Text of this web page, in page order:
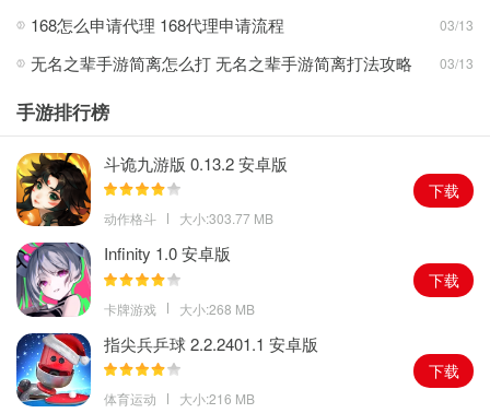
3、开放世界海陆空无束缚探索，5500万平方公尺的开放式魔幻大地
美奂的天空之城，海陆空三栖无束缚探索。
游戏亮点
1、畅快掉宝拍卖场自由交易，希有装备、宝石、坐骑全怪物皆有机
会掉宝，自由交易享受一夜致富的喜悦。
2、奇迹mu正宗续作游戏中的拍卖场高额报酬回馈，盟友共享拍卖
利润;游戏全程无外挂，享受全地图公平掉宝环境。
3、兄弟齐心罗兰城战显神威，好友组团打副本提升战力，建立最强
战盟，罗兰城战热血PK，制霸全服，一起获得希有道具与坐骑。
4、跨服战区玩法全天开放，万人跨服军团乱战，百盟策略对抗，争
夺各个城市归属权，每个人都有可能影响战局走势，创造属于自己
的奇迹。
游戏点评
168怎么申请代理 168代理申请流程 03/13
无名之辈手游简离怎么打 无名之辈手游简离打法攻略 03/13
手游排行榜
斗诡九游版 0.13.2 安卓版
动作格斗 大小:303.77 MB
下载
Infinity 1.0 安卓版
卡牌游戏 大小:268 MB
下载
指尖兵乒球 2.2.2401.1 安卓版
体育运动 大小:216 MB
下载